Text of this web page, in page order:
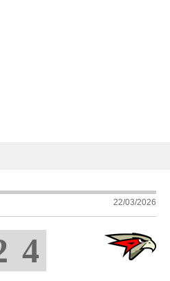
22/03/2026
4